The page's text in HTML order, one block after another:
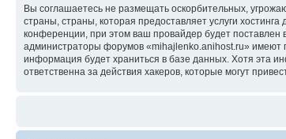
Вы соглашаетесь не размещать оскорбительных,
страны, страны, которая предоставляет услуги
конференции, при этом ваш провайдер будет поставлен
администраторы форумов «mihajlenko.anihost.ru» имеют
информация будет храниться в базе данных. Хотя эта
ответственна за действия хакеров, которые могут